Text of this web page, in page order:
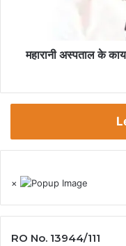
महारानी अस्पताल के
×
RO No. 13944/111